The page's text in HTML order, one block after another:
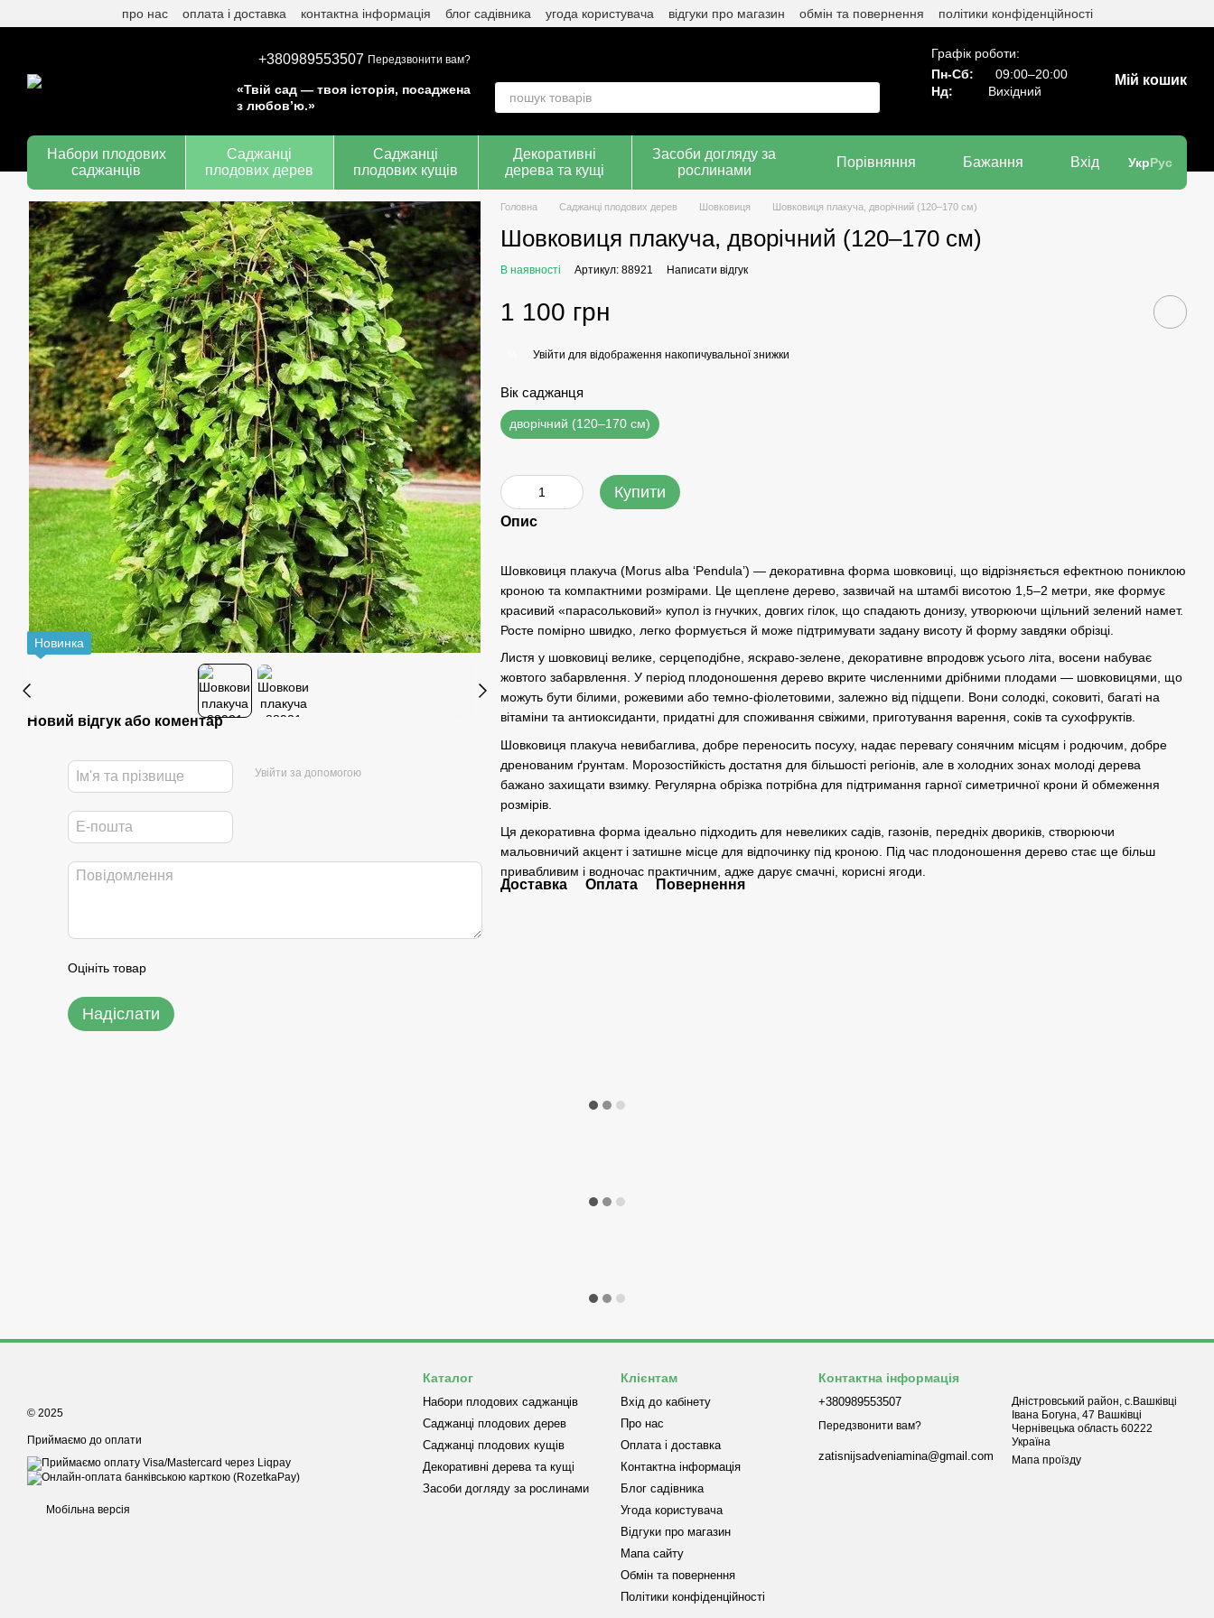
Перейти до основного контенту
про нас оплата і доставка контактна інформація блог садівника угода користувача відгуки про магазин обмін та повернення політики конфіденційності
+380989553507 Передзвонити вам?
«Твій сад — твоя історія, посаджена
з любов’ю.»
Графік роботи:
Пн-Сб:
09:00–20:00
Нд:
Вихідний
Мій кошик
Набори плодових
саджанців
Саджанці
плодових дерев
Саджанці
плодових кущів
Декоративні
дерева та кущі
Засоби догляду за
рослинами
Порівняння Бажання Вхід УкрРус
Новинка
Новий відгук або коментар
Увійти за допомогою
Оцініть товар
Надіслати
Головна Саджанці плодових дерев Шовковиця Шовковиця плакуча, дворічний (120–170 см)
Шовковиця плакуча, дворічний (120–170 см)
В наявності Артикул: 88921 Написати відгук
1 100 грн
Увійти для відображення накопичувальної знижки
Вік саджанця
дворічний (120–170 см)
Купити
Опис
Шовковиця плакуча (Morus alba ‘Pendula’) — декоративна форма шовковиці, що відрізняється ефектною пониклою
кроною та компактними розмірами. Це щеплене дерево, зазвичай на штамбі висотою 1,5–2 метри, яке формує
красивий «парасольковий» купол із гнучких, довгих гілок, що спадають донизу, утворюючи щільний зелений намет.
Росте помірно швидко, легко формується й може підтримувати задану висоту й форму завдяки обрізці.
Листя у шовковиці велике, серцеподібне, яскраво-зелене, декоративне впродовж усього літа, восени набуває
жовтого забарвлення. У період плодоношення дерево вкрите численними дрібними плодами — шовковицями, що
можуть бути білими, рожевими або темно-фіолетовими, залежно від підщепи. Вони солодкі, соковиті, багаті на
вітаміни та антиоксиданти, придатні для споживання свіжими, приготування варення, соків та сухофруктів.
Шовковиця плакуча невибаглива, добре переносить посуху, надає перевагу сонячним місцям і родючим, добре
дренованим ґрунтам. Морозостійкість достатня для більшості регіонів, але в холодних зонах молоді дерева
бажано захищати взимку. Регулярна обрізка потрібна для підтримання гарної симетричної крони й обмеження
розмірів.
Ця декоративна форма ідеально підходить для невеликих садів, газонів, передніх двориків, створюючи
мальовничий акцент і затишне місце для відпочинку під кроною. Під час плодоношення дерево стає ще більш
привабливим і водночас практичним, адже дарує смачні, корисні ягоди.
Доставка Оплата Повернення
© 2025
Приймаємо до оплати
Мобільна версія
Каталог
Набори плодових саджанців
Саджанці плодових дерев
Саджанці плодових кущів
Декоративні дерева та кущі
Засоби догляду за рослинами
Клієнтам
Вхід до кабінету
Про нас
Оплата і доставка
Контактна інформація
Блог садівника
Угода користувача
Відгуки про магазин
Мапа сайту
Обмін та повернення
Політики конфіденційності
Контактна інформація
+380989553507
Передзвонити вам?
zatisnijsadveniamina@gmail.com
Дністровський район, с.Вашківці
Івана Богуна, 47 Вашківці
Чернівецька область 60222
Україна
Мапа проїзду